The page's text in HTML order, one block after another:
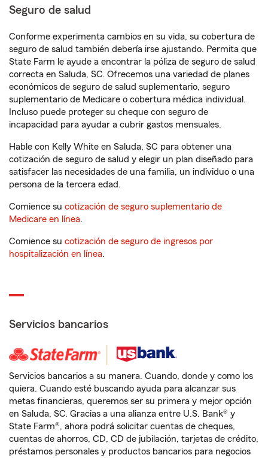
Seguro de salud
Conforme experimenta cambios en su vida, su cobertura de
seguro de salud también debería irse ajustando. Permita que
State Farm le ayude a encontrar la póliza de seguro de salud
correcta en Saluda, SC. Ofrecemos una variedad de planes
económicos de seguro de salud suplementario, seguro
suplementario de Medicare o cobertura médica individual.
Incluso puede proteger su cheque con seguro de
incapacidad para ayudar a cubrir gastos mensuales.
Hable con Kelly White en Saluda, SC para obtener una
cotización de seguro de salud y elegir un plan diseñado para
satisfacer las necesidades de una familia, un individuo o una
persona de la tercera edad.
Comience su cotización de seguro suplementario de
Medicare en línea.
Comience su cotización de seguro de ingresos por
hospitalización en línea.
Servicios bancarios
Servicios bancarios a su manera. Cuando, donde y como los
quiera. Cuando esté buscando ayuda para alcanzar sus
metas financieras, queremos ser su primera y mejor opción
en Saluda, SC. Gracias a una alianza entre U.S. Bank® y
State Farm®, ahora podrá solicitar cuentas de cheques,
cuentas de ahorros, CD, CD de jubilación, tarjetas de crédito,
préstamos personales y productos bancarios para negocios